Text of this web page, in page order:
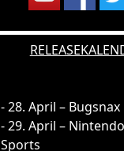
28. April – Bugsnax
29. April –
Sports